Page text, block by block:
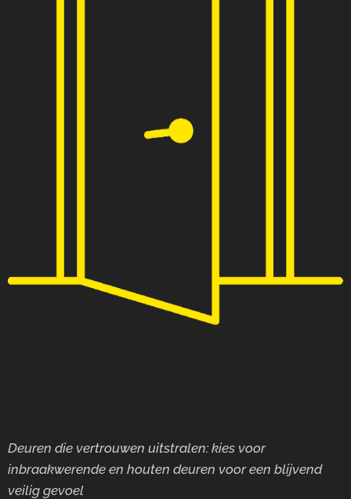
Deuren die vertrouwen uitstralen: kies voor
inbraakwerende en houten deuren vooreen blijvend
veilig gevoel